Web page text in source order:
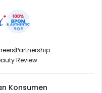
Partnership
Review
Konsumen